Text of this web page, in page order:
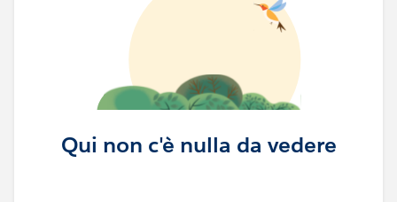
Qui non c'è nulla da vedere